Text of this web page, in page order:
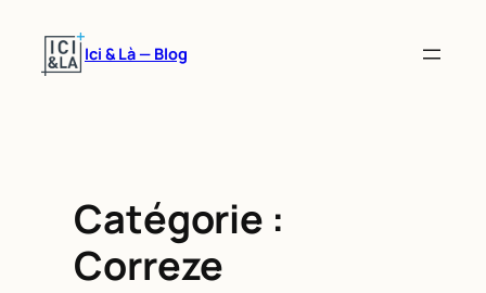
contenu
Ici & Là — Blog
Catégorie :
Correze